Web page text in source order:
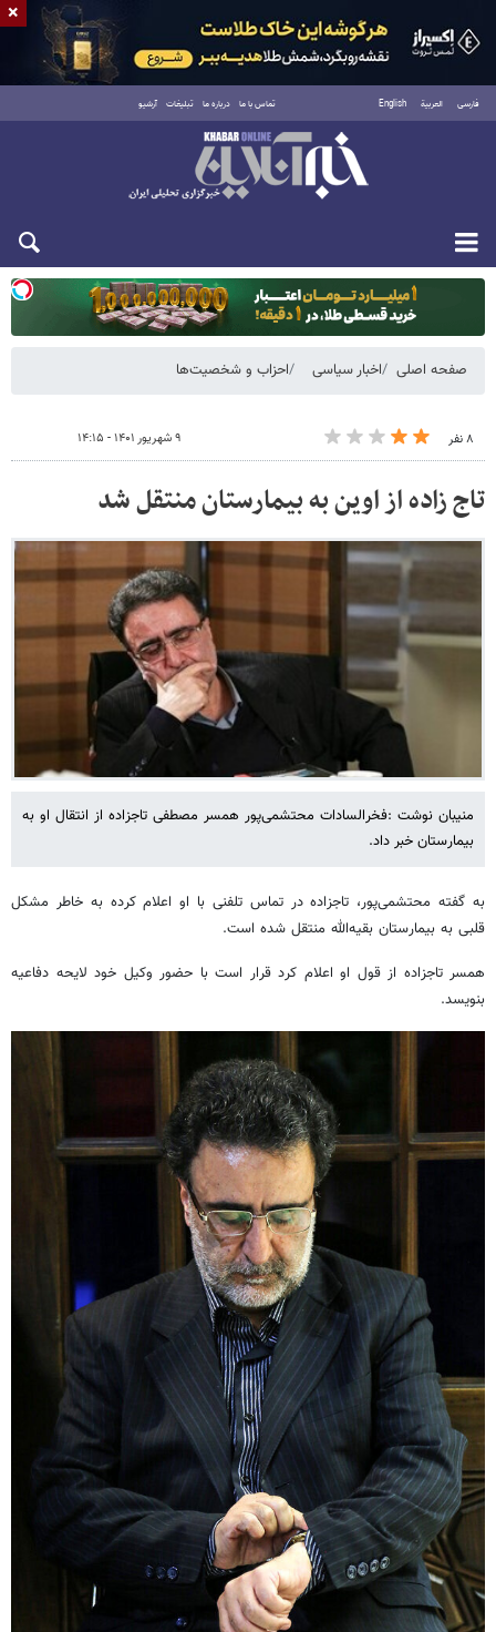
فارسی العربية English تماس با ما درباره ما تبلیغات آرشیو
یکشنبه ۱۸ مرداد ۱۴۰۵
صفحه اصلی اخبار سیاسی احزاب و شخصیت‌ها
۸ نفر ۹ شهریور ۱۴۰۱ - ۱۴:۱۵
تاج زاده از اوین به بیمارستان منتقل شد
منیبان نوشت :فخرالسادات محتشمی‌پور همسر مصطفی تاجزاده از انتقال او به
بیمارستان خبر داد.
به گفته محتشمی‌پور، تاجزاده در تماس تلفنی با او اعلام کرده به خاطر مشکل
قلبی به بیمارستان بقیه‌الله منتقل شده است.
همسر تاجزاده از قول او اعلام کرد قرار است با حضور وکیل خود لایحه دفاعیه
بنویسد.
×